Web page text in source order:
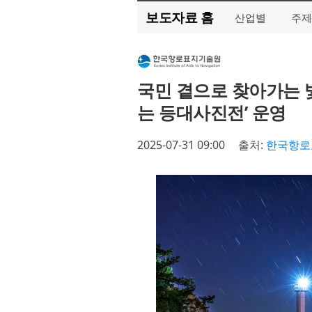
보도자료 홈 산업별 주
국민 곁으로 찾아가는
는 등대사진전’ 운영
2025-07-31 09:00 출처: 한국항